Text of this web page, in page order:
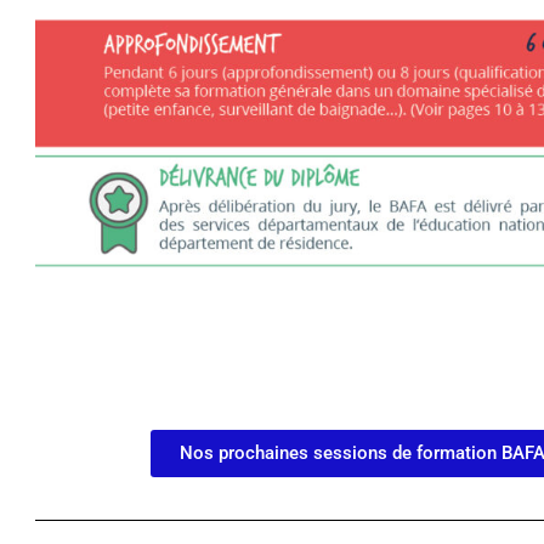
Nos prochaines sessions de formation